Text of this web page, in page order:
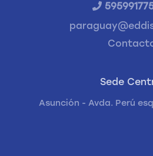
Sede
Asunción - Avda. Perú